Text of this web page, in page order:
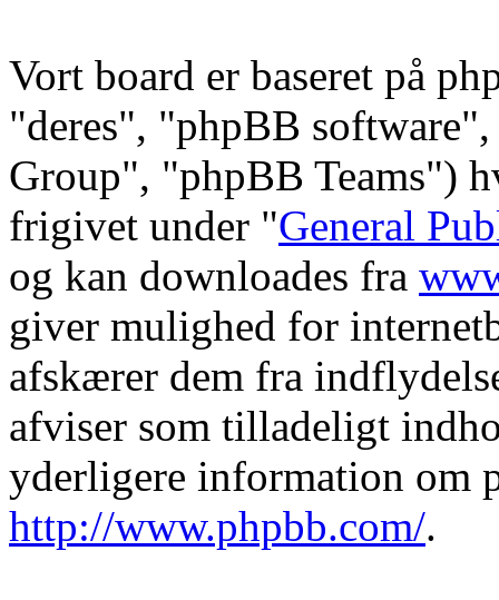
Vort board er baseret på
"deres", "phpBB
Group", "phpBB Teams")
frigivet under "General
og kan downloades fra
giver mulighed for
afskærer dem fra
afviser som tilladeligt
yderligere information om
http://www.phpbb.com/.